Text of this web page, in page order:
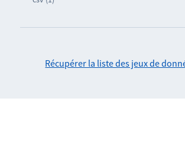
Récupérer la liste des jeux de